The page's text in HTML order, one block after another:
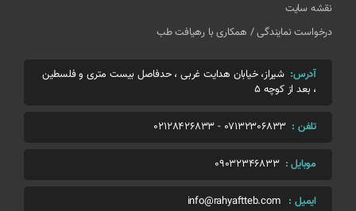
نقشه سایت
درخواست نمایندگی / همکاری با رهیافت طب
آدرس: شیراز، خیابان هدایت غربی ، حدفاصل بیست متری و فلسطین
، بعد از کوچه 5
تلفن : 07132306833
-
02128426833
موبایل : 09032346833
ایمیل : info@rahyaftteb.com